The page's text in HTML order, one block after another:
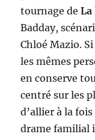
tournage deLa
Badday,
Chloé Mazio.
les mêmes
en conserve
centré sur les
d’allier à la
drame familial